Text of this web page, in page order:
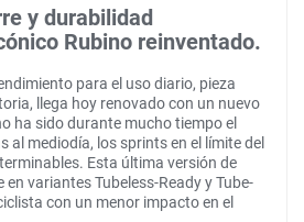
y durabilidad
Rubino reinventado.
para el uso diario, pieza
llega hoy renovado con un nuevo
ha sido durante mucho tiempo el
al mediodía, los sprints en el límite del
Esta última versión de
variantes Tubeless-Ready y Tube-
con un menor impacto en el